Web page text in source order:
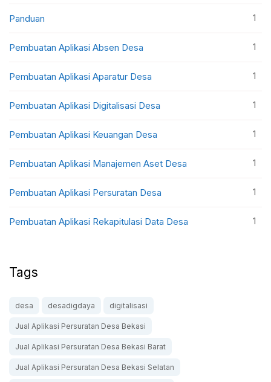
Panduan 1
Pembuatan Aplikasi Absen Desa 1
Pembuatan Aplikasi Aparatur Desa 1
Pembuatan Aplikasi Digitalisasi Desa 1
Pembuatan Aplikasi Keuangan Desa 1
Pembuatan Aplikasi Manajemen Aset Desa 1
Pembuatan Aplikasi Persuratan Desa 1
Pembuatan Aplikasi Rekapitulasi Data Desa 1
Tags
desa desadigdaya digitalisasi
Jual Aplikasi Persuratan Desa Bekasi
Jual Aplikasi Persuratan Desa Bekasi Barat
Jual Aplikasi Persuratan Desa Bekasi Selatan